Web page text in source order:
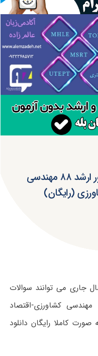
دانلود سوالات و کلید کنکور ارشد ۸۸ مهندسی
(رایگان)
جاری می توانند سوالات
کارشناسی ارشد سال ۸۸ مهندسی کشاورزی-اقتصاد
کاملا رایگان دانلود